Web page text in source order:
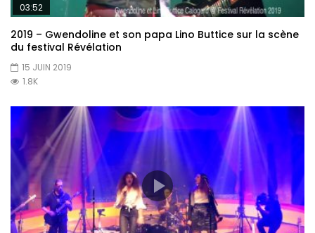
03:52
2019 – Gwendoline et son papa Lino Buttice sur la scène
du festival Révélation
15 JUIN 2019
1.8K